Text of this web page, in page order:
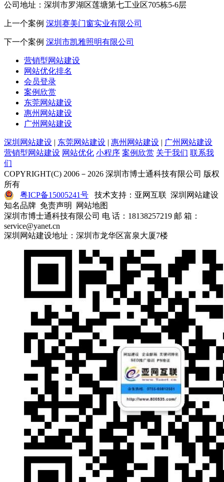
公司地址：深圳市罗湖区莲塘第七工业区705栋5-6层
上一个案例 深圳赛美门窗实业有限公司
下一个案例 深圳市凯雅照明有限公司
营销型网站建设
网站优化排名
会员登录
案例欣赏
东莞网站建设
惠州网站建设
广州网站建设
深圳网站建设 | 东莞网站建设 | 惠州网站建设 | 广州网站建设
营销型网站建设 网站优化 小程序 案例欣赏 关于我们 联系我
们
COPYRIGHT(C) 2006－2026 深圳市博士通科技有限公司 版权
所有
粤ICP备15005241号 技术支持：亚网互联 深圳网站建设
知名品牌 免责声明 网站地图
深圳市博士通科技有限公司 电 话：18138257219 邮 箱：
service@yanet.cn
深圳网站建设地址：深圳市龙华区富泉大厦7楼